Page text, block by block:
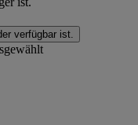
verfügbar ist.